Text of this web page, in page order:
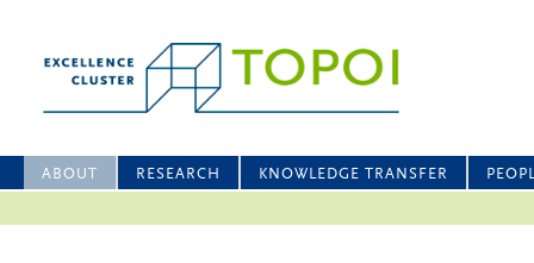
ABOUT RESEARCH KNOWLEDGE TRANSFER